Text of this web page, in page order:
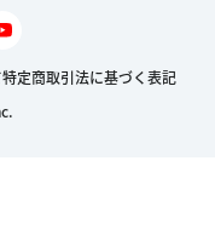
特定商取引法に基づく表記